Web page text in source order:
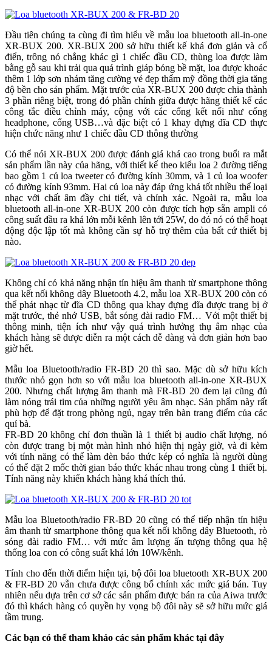
Đầu tiên chúng ta cùng đi tìm hiểu về mẫu loa bluetooth all-in-one
XR-BUX 200. XR-BUX 200 sở hữu thiết kế khá đơn giản và cổ
điển, trông nó chẳng khác gì 1 chiếc đầu CD, thùng loa được làm
bằng gỗ sau khi trải qua quá trình giáp bóng bề mặt, loa được khoác
thêm 1 lớp sơn nhám tăng cường vẻ đẹp thẩm mỹ đồng thời gia tăng
độ bền cho sản phẩm. Mặt trước của XR-BUX 200 được chia thành
3 phần riêng biệt, trong đó phần chính giữa được hãng thiết kế các
công tắc điều chỉnh máy, cộng với các cổng kết nối như cổng
headphone, cổng USB…và đặc biệt có 1 khay đựng đĩa CD thực
hiện chức năng như 1 chiếc đầu CD thông thường
Có thể nói XR-BUX 200 được đánh giá khá cao trong buổi ra mắt
sản phẩm lần này của hãng, với thiết kế theo kiểu loa 2 đường tiếng
bao gồm 1 củ loa tweeter có đường kính 30mm, và 1 củ loa woofer
có đường kính 93mm. Hai củ loa này đáp ứng khá tốt nhiều thể loại
nhạc với chất âm đầy chi tiết, và chính xác. Ngoài ra, mẫu loa
bluetooth all-in-one XR-BUX 200 còn được tích hợp sẵn ampli có
công suất đầu ra khá lớn mỗi kênh lên tới 25W, do đó nó có thể hoạt
động độc lập tốt mà không cần sự hỗ trợ thêm của bất cứ thiết bị
nào.
Không chỉ có khả năng nhận tín hiệu âm thanh từ smartphone thông
qua kết nối không dây Bluetooth 4.2, mẫu loa XR-BUX 200 còn có
thể phát nhạc từ đĩa CD thông qua khay đựng đĩa được trang bị ở
mặt trước, thẻ nhớ USB, bắt sóng đài radio FM… Với một thiết bị
thông minh, tiện ích như vậy quá trình hưởng thụ âm nhạc của
khách hàng sẽ được diễn ra một cách dễ dàng và đơn giản hơn bao
giờ hết.
Mẫu loa Bluetooth/radio FR-BD 20 thì sao. Mặc dù sở hữu kích
thước nhỏ gọn hơn so với mẫu loa bluetooth all-in-one XR-BUX
200. Nhưng chất lượng âm thanh mà FR-BD 20 đem lại cũng đủ
làm nóng trái tim của những người yêu âm nhạc. Sản phẩm này rất
phù hợp để đặt trong phòng ngủ, ngay trên bàn trang điểm của các
quí bà.
FR-BD 20 không chỉ đơn thuần là 1 thiết bị audio chất lượng, nó
còn được trang bị một màn hình nhỏ hiện thị ngày giờ, và đi kèm
với tính năng có thể làm đèn báo thức kép có nghĩa là người dùng
có thể đặt 2 mốc thời gian báo thức khác nhau trong cùng 1 thiết bị.
Tính năng này khiến khách hàng khá thích thú.
Mẫu loa Bluetooth/radio FR-BD 20 cũng có thể tiếp nhận tín hiệu
âm thanh từ smartphone thông qua kết nối không dây Bluetooth, rò
sóng đài radio FM… với mức âm lượng ấn tượng thông qua hệ
thống loa con có công suất khá lớn 10W/kênh.
Tính cho đến thời điểm hiện tại, bộ đôi loa bluetooth XR-BUX 200
& FR-BD 20 vẫn chưa được công bố chính xác mức giá bán. Tuy
nhiên nếu dựa trên cơ sở các sản phẩm được bán ra của Aiwa trước
đó thì khách hàng có quyền hy vọng bộ đôi này sẽ sở hữu mức giá
tầm trung.
Các bạn có thể tham khảo các sản phẩm khác tại đây